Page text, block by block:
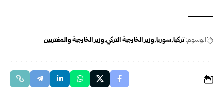
الوسوم:تركيا سوريا وزير الخارجية التركي وزير الخارجية والمغتربين